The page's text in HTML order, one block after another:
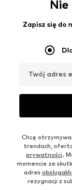
Nie
Zapisz się do
Twój adres
Chcę
trendach,
prywatności.
momencie ze
adres
rezygnacji z